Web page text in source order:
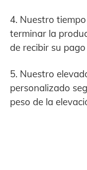
4. Nuestro
terminar la
de recibir su
5. Nuestro
personalizado
peso de la